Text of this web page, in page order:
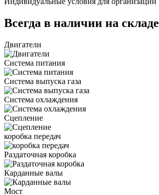
Всегда в наличии на складе
Двигатели
Система питания
Система выпуска газа
Система охлаждения
Сцепление
коробка передач
Раздаточная коробка
Карданные валы
Мост